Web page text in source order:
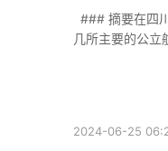
几所主要的公立
2024-06-25